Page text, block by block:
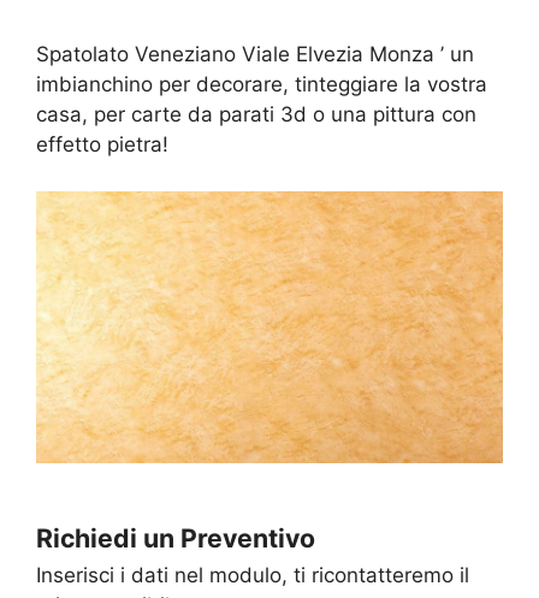
Spatolato Veneziano Viale Elvezia Monza ’ un
imbianchino per decorare, tinteggiare la vostra
casa, per carte da parati 3d o una pittura con
effetto pietra!
Richiedi un Preventivo
Inserisci i dati nel modulo, ti ricontatteremo il